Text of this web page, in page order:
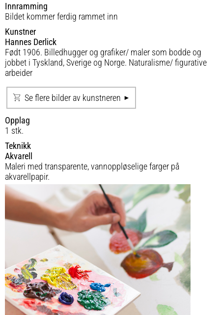
Innramming
Bildet kommer ferdig rammet inn
Kunstner
Hannes Derlick
Født 1906. Billedhugger og grafiker/ maler som bodde og
jobbet i Tyskland, Sverige og Norge. Naturalisme/ figurative
arbeider
Se flere bilder av kunstneren
Opplag
1 stk.
Teknikk
Akvarell
Maleri med transparente, vannoppløselige farger på
akvarellpapir.